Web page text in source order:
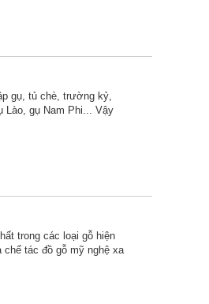
gụ, tủ chè, trường kỷ,
Lào, gụ Nam Phi... Vậy
trong các loại gỗ hiện
tác đồ gỗ mỹ nghệ xa